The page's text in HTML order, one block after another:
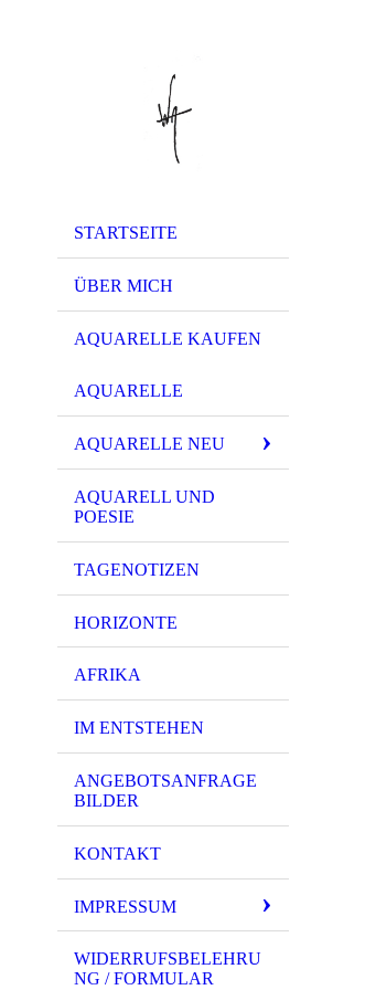
STARTSEITE
ÜBER MICH
AQUARELLE KAUFEN
AQUARELLE
AQUARELLE NEU
AQUARELL UND
POESIE
TAGENOTIZEN
HORIZONTE
AFRIKA
IM ENTSTEHEN
ANGEBOTSANFRAGE
BILDER
KONTAKT
IMPRESSUM
WIDERRUFSBELEHRU
NG / FORMULAR